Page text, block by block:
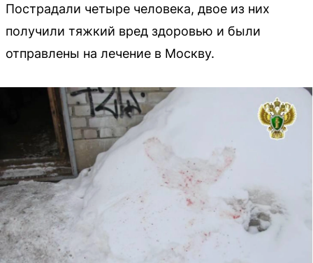
Пострадали четыре человека, двое из них
получили тяжкий вред здоровью и были
отправлены на лечение в Москву.